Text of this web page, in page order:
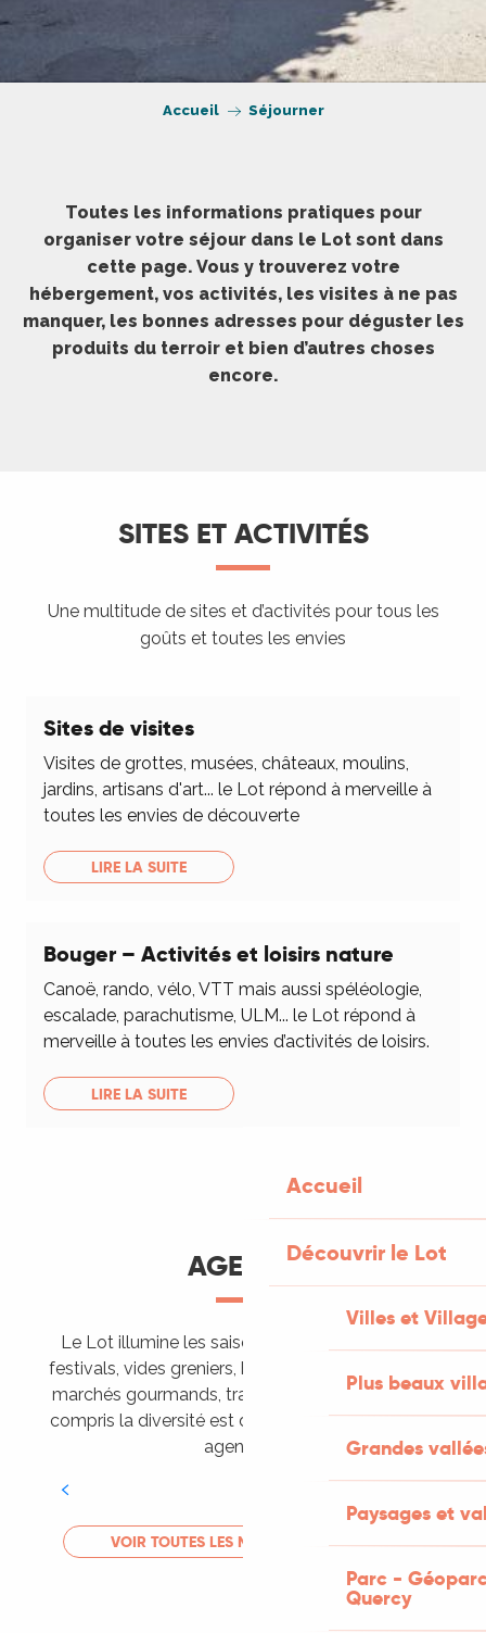
Accueil
Découvrir le Lot
Villes et
Plus beaux
Grandes
Paysages et
Parc -
Quercy
Accueil Séjourner
Toutes les informations pratiques pour
organiser votre séjour dans le Lot sont dans
cette page. Vous y trouverez votre
hébergement, vos activités, les visites à ne pas
manquer, les bonnes adresses pour déguster les
produits du terroir et bien d’autres choses
encore.
SITES ET ACTIVITÉS
Une multitude de sites et d’activités pour tous les
goûts et toutes les envies
Sites de visites
Visites de grottes, musées, châteaux, moulins,
jardins, artisans d'art... le Lot répond à merveille à
toutes les envies de découverte
LIRE LA SUITE
Bouger – Activités et loisirs nature
Canoë, rando, vélo, VTT mais aussi spéléologie,
escalade, parachutisme, ULM... le Lot répond à
merveille à toutes les envies d’activités de loisirs.
LIRE LA SUITE
AGENDA
Le Lot illumine les saisons de ses animations :
festivals, vides greniers, brocantes, fêtes votives,
marchés gourmands, trails sportifs… Vous l’aurez
compris la diversité est de mise, alors tous à vos
agendas !
LIRE LA SUITE
VOIR TOUTES LES MANIFESTATIONS